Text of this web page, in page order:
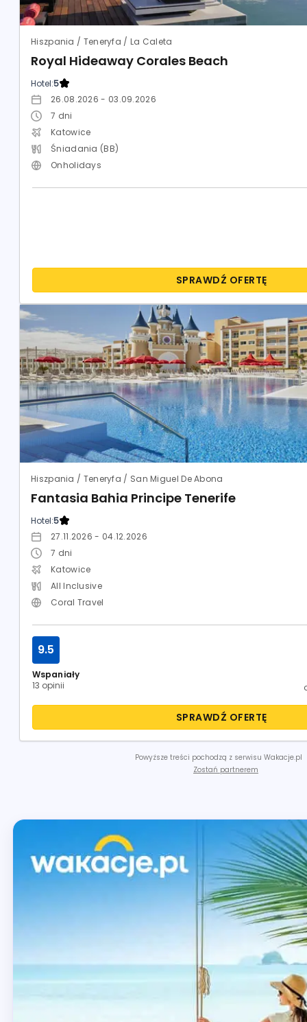
Hiszpania / Teneryfa / La Caleta
Royal Hideaway Corales Beach
Hotel:5
26.08.2026 - 03.09.2026
7 dni
Katowice
Śniadania (BB)
Onholidays
SPRAWDŹ OFERTĘ
Hiszpania / Teneryfa / San Miguel De Abona
Fantasia Bahia Principe Tenerife
Hotel:5
27.11.2026 - 04.12.2026
7 dni
Katowice
All Inclusive
Coral Travel
Wspaniały
13 opinii
9.5
SPRAWDŹ OFERTĘ
Powyższe treści pochodzą z serwisu Wakacje.pl
Zostań partnerem